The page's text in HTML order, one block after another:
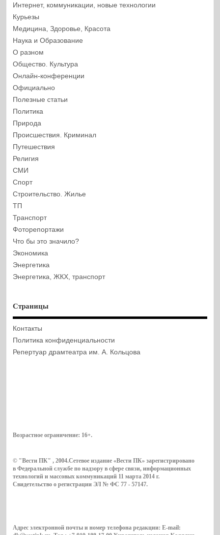
Интернет, коммуникации, новые технологии
Курьезы
Медицина, Здоровье, Красота
Наука и Образование
О разном
Общество. Культура
Онлайн-конференции
Официально
Полезные статьи
Политика
Природа
Происшествия. Криминал
Путешествия
Религия
СМИ
Спорт
Строительство. Жилье
ТП
Транспорт
Фоторепортажи
Что бы это значило?
Экономика
Энергетика
Энергетика, ЖКХ, транспорт
Страницы
Контакты
Политика конфиденциальности
Репертуар драмтеатра им. А. Кольцова
Возрастное ограничение: 16+.
© "Вести ПК" , 2004.Сетевое издание «Вести ПК» зарегистрировано
в Федеральной службе по надзору в сфере связи, информационных
технологий и массовых коммуникаций 11 марта 2014 г.
Свидетельство о регистрации ЭЛ № ФС 77 - 57147.
Адрес электронной почты и номер телефона редакции: E-mail: